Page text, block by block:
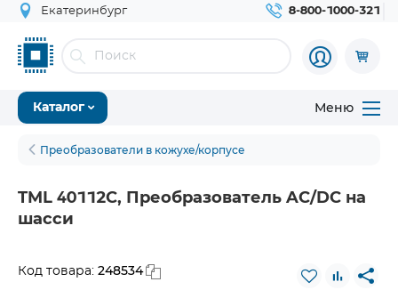
Екатеринбург 8-800-1000-321
Каталог Меню
Преобразователи в кожухе/корпусе
TML 40112C, Преобразователь AC/DC на
шасси
Код товара: 248534